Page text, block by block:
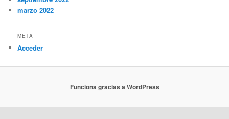
marzo 2022
META
Acceder
Funciona gracias a WordPress